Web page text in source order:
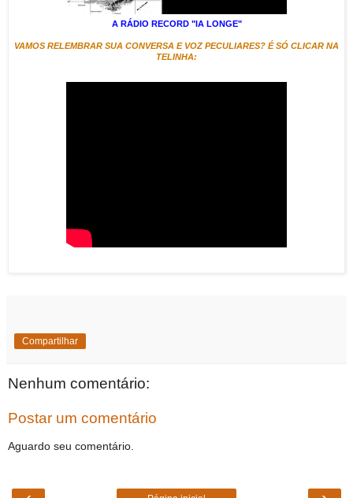
A RÁDIO RECORD "IA LONGE"
VAMOS RELEMBRAR SUA CONVERSA E VOZ PECULIARES? É SÓ CLICAR NA
TELINHA:
Compartilhar
Nenhum comentário:
Postar um comentário
Aguardo seu comentário.